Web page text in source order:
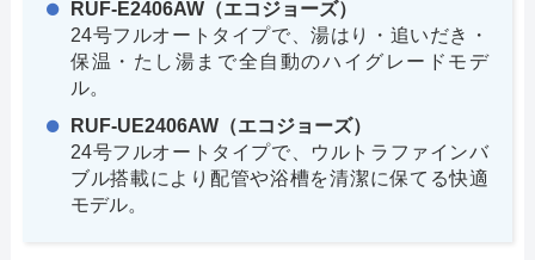
RUF-E2406AW（エコジョーズ）
24号フルオートタイプで、湯はり・追いだき・
保温・たし湯まで全自動のハイグレードモデ
ル。
RUF-UE2406AW（エコジョーズ）
24号フルオートタイプで、ウルトラファインバ
ブル搭載により配管や浴槽を清潔に保てる快適
モデル。